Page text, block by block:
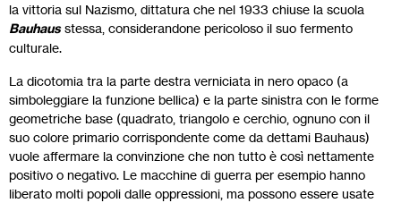
la vittoria sul Nazismo, dittatura che nel 1933 chiuse la scuola
Bauhausstessa, considerandone pericoloso il suo fermento
culturale.
La dicotomia tra la parte destra verniciata in nero opaco (a
simboleggiare la funzione bellica) e la parte sinistra con le forme
geometriche base (quadrato, triangolo e cerchio, ognuno con il
suo colore primario corrispondente come da dettami Bauhaus)
vuole affermare la convinzione che non tutto è così nettamente
positivo o negativo. Le macchine di guerra per esempio hanno
liberato molti popoli dalle oppressioni, ma possono essere usate